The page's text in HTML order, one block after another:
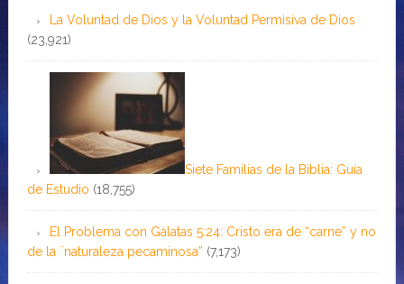
La Voluntad de Dios y la Voluntad Permisiva de Dios
(23,921)
Siete Familias de la Biblia: Guía
de Estudio (18,755)
El Problema con Gálatas 5:24: Cristo era de “carne” y no
de la ¨naturaleza pecaminosa” (7,173)